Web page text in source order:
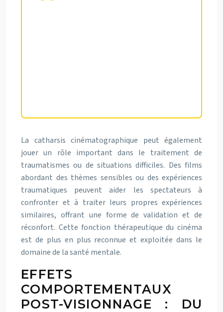
La catharsis cinématographique peut également
jouer un rôle important dans le traitement de
traumatismes ou de situations difficiles. Des films
abordant des thèmes sensibles ou des expériences
traumatiques peuvent aider les spectateurs à
confronter et à traiter leurs propres expériences
similaires, offrant une forme de validation et de
réconfort. Cette fonction thérapeutique du cinéma
est de plus en plus reconnue et exploitée dans le
domaine de la santé mentale.
EFFETS
COMPORTEMENTAUX
POST-VISIONNAGE : DU